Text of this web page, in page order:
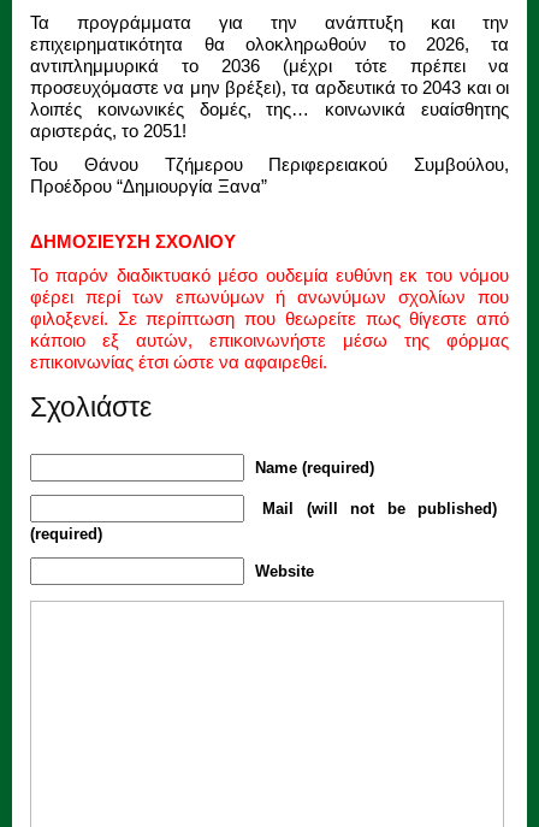
Τα προγράμματα για την ανάπτυξη και την
επιχειρηματικότητα θα ολοκληρωθούν το 2026, τα
αντιπλημμυρικά το 2036 (μέχρι τότε πρέπει να
προσευχόμαστε να μην βρέξει), τα αρδευτικά το 2043 και οι
λοιπές κοινωνικές δομές, της… κοινωνικά ευαίσθητης
αριστεράς, το 2051!
Του Θάνου Τζήμερου Περιφερειακού Συμβούλου,
Προέδρου “Δημιουργία Ξανα”
ΔΗΜΟΣΙΕΥΣΗ ΣΧΟΛΙΟΥ
Το παρόν διαδικτυακό μέσο ουδεμία ευθύνη εκ του νόμου
φέρει περί των επωνύμων ή ανωνύμων σχολίων που
φιλοξενεί. Σε περίπτωση που θεωρείτε πως θίγεστε από
κάποιο εξ αυτών, επικοινωνήστε μέσω της φόρμας
επικοινωνίας έτσι ώστε να αφαιρεθεί.
Σχολιάστε
Name (required)
Mail (will not be published)
(required)
Website